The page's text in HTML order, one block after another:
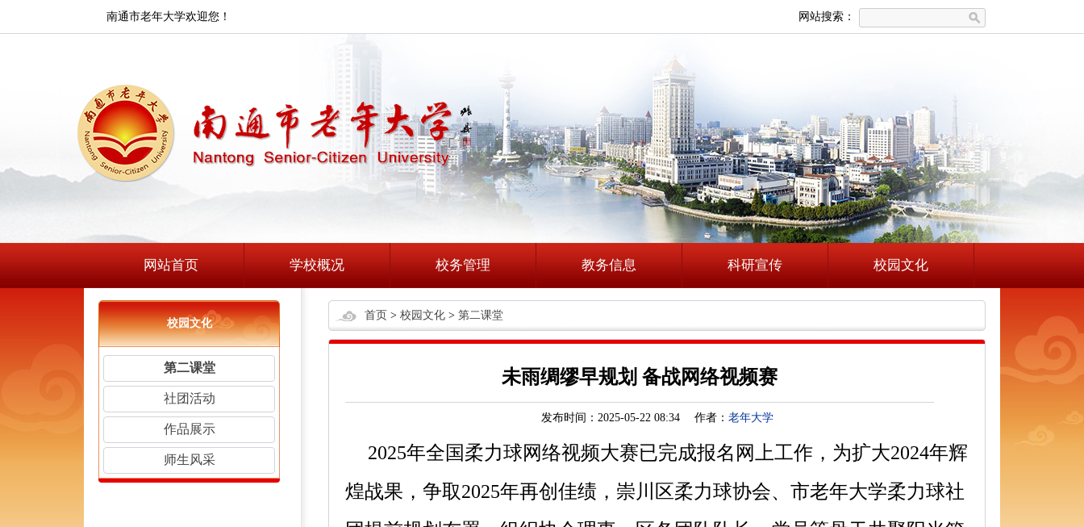
南通市老年大学欢迎您！ 网站搜索：
网站首页 学校概况 校务管理 教务信息 科研宣传 校园文化
校园文化
第二课堂
社团活动
作品展示
师生风采
首页 > 校园文化 > 第二课堂
未雨绸缪早规划 备战网络视频赛
发布时间：2025-05-22 08:34 作者： 老年大学
2025年全国柔力球网络视频大赛已完成报名网上工作，为扩大2024年辉
煌战果，争取2025年再创佳绩，崇川区柔力球协会、市老年大学柔力球社